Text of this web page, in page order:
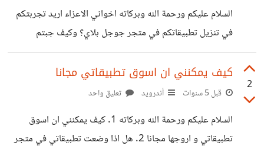
panel/30552993 ولكم جزيل الشكر
السلام عليكم ورحمة الله وبركاته اخواني الاعزاء اريد تجربتكم
في تنزيل تطبيقاتكم في متجر جوجل بلاي؟ وكيف جبتم
تنزيلات؟ و ماهي التطبيقات المطلوبة بكثرة؟ وشكرا لكم
2
كيف يمكنني ان اسوق تطبيقاتي مجانا
قبل 5 سنوات أندرويد تعليق واحد
السلام عليكم ورحمة الله وبركاته 1. كيف يمكنني ان اسوق
تطبيقاتي و اروجها مجانا 2. هل اذا وضعت تطبيقاتي في متجر